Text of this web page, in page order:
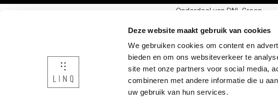
Deze website maakt gebruik van cookies
We gebruiken cookies om content en
bieden en om ons websiteverkeer te
site met onze partners voor social media,
combineren met andere informatie die u
uw gebruik van hun services.
Onderdeel van DNL Groep